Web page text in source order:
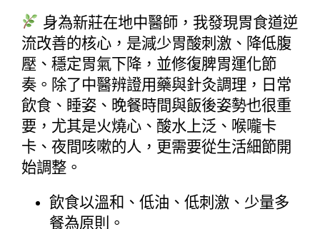
身為新莊在地中醫師，我發現胃食道逆
流改善的核心，是減少胃酸刺激、降低腹
壓、穩定胃氣下降，並修復脾胃運化節
奏。除了中醫辨證用藥與針灸調理，日常
飲食、睡姿、晚餐時間與飯後姿勢也很重
要，尤其是火燒心、酸水上泛、喉嚨卡
卡、夜間咳嗽的人，更需要從生活細節開
始調整。
飲食以溫和、低油、低刺激、少量多
餐為原則。